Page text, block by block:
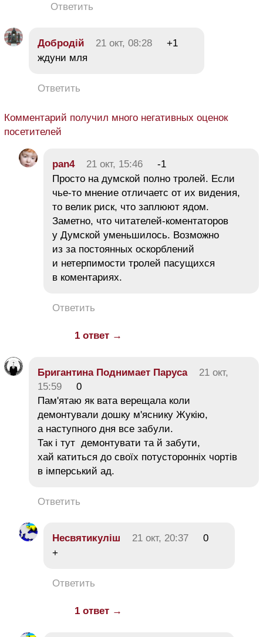
Ответить
Добродій 21 окт, 08:28
+1
ждуни мля
Ответить
Комментарий получил много негативных оценок
посетителей
pan4 21 окт, 15:46
-1
Просто на думской полно тролей. Если
чье-то мнение отличаетс от их видения,
то велик риск, что заплюют ядом.
Заметно, что читателей-коментаторов
у Думской уменьшилось. Возможно
из за постоянных оскорблений
и нетерпимости тролей пасущихся
в коментариях.
Ответить
1 ответ →
Бригантина Поднимает Паруса
21 окт,
15:59
0
Пам'ятаю як вата верещала коли
демонтували дошку м'яснику Жукію,
а наступного дня все забули.
Так і тут демонтувати та й забути,
хай катиться до своїх потусторонніх чортів
в імперський ад.
Ответить
Несвятикуліш 21 окт, 20:37
0
+
Ответить
1 ответ →